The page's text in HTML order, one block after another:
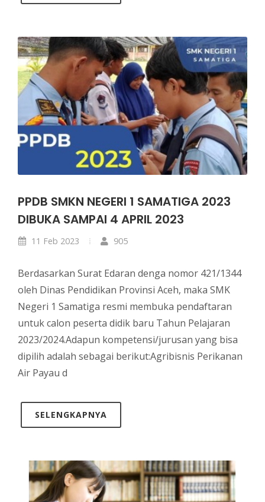
PPDB SMKN NEGERI 1 SAMATIGA 2023
DIBUKA SAMPAI 4 APRIL 2023
11 Feb 2023 905
Berdasarkan Surat Edaran denga nomor 421/1344
oleh Dinas Pendidikan Provinsi Aceh, maka SMK
Negeri 1 Samatiga resmi membuka pendaftaran
untuk calon peserta didik baru Tahun Pelajaran
2023/2024.Adapun kompetensi/jurusan yang bisa
dipilih adalah sebagai berikut:Agribisnis Perikanan
Air Payau d
SELENGKAPNYA